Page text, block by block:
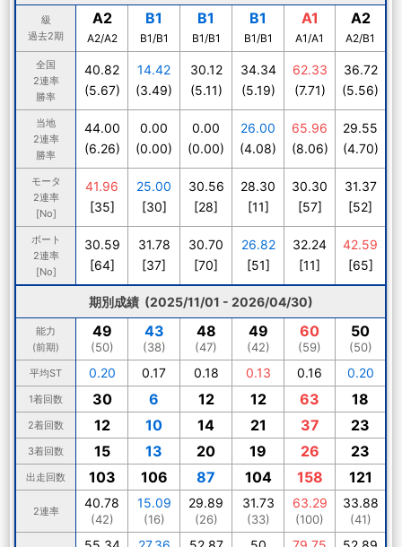
級
過去2期
A2
A2/A2
B1
B1/B1
B1
B1/B1
B1
B1/B1
A1
A1/A1
A2
A2/B1
全国
2連率
勝率
40.82
(5.67)
14.42
(3.49)
30.12
(5.11)
34.34
(5.19)
62.33
(7.71)
36.72
(5.56)
当地
2連率
勝率
44.00
(6.26)
0.00
(0.00)
0.00
(0.00)
26.00
(4.08)
65.96
(8.06)
29.55
(4.70)
モータ
2連率
[No]
41.96
[35]
25.00
[30]
30.56
[28]
28.30
[11]
30.30
[57]
31.37
[52]
ボート
2連率
[No]
30.59
[64]
31.78
[37]
30.70
[70]
26.82
[51]
32.24
[11]
42.59
[65]
期別成績 (2025/11/01 - 2026/04/30)
能力
(前期)
49
(50)
43
(38)
48
(47)
49
(42)
60
(59)
50
(50)
平均ST 0.20 0.17 0.18 0.13 0.16 0.20
1着回数 30 6 12 12 63 18
2着回数 12 10 14 21 37 23
3着回数 15 13 20 19 26 23
出走回数 103 106 87 104 158 121
2連率
40.78
(42)
15.09
(16)
29.89
(26)
31.73
(33)
63.29
(100)
33.88
(41)